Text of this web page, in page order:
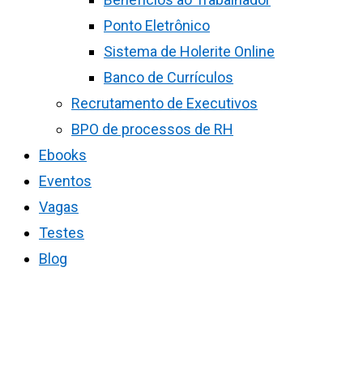
Ponto Eletrônico
Sistema de Holerite Online
Banco de Currículos
Recrutamento de Executivos
BPO de processos de RH
Ebooks
Eventos
Vagas
Testes
Blog